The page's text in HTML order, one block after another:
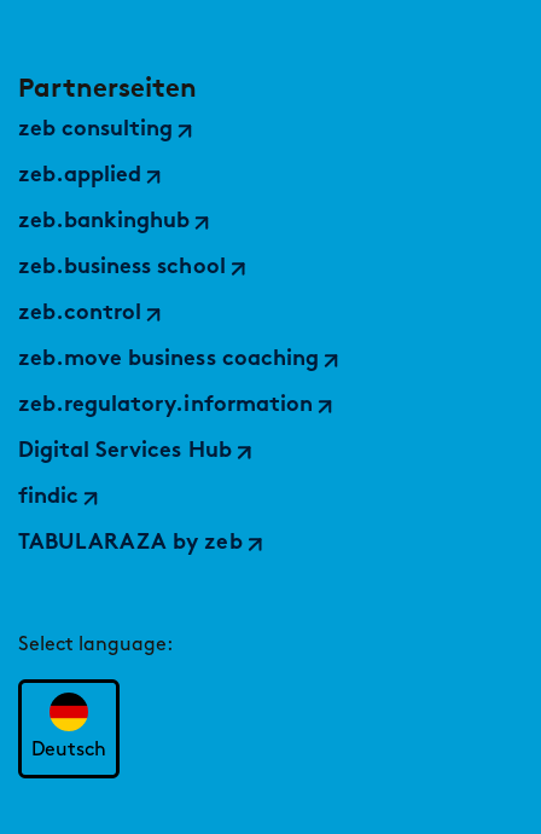
Partnerseiten
zeb consulting
zeb.applied
zeb.bankinghub
zeb.business school
zeb.control
zeb.move business coaching
zeb.regulatory.information
Digital Services Hub
findic
TABULARAZA by zeb
Select language:
Deutsch